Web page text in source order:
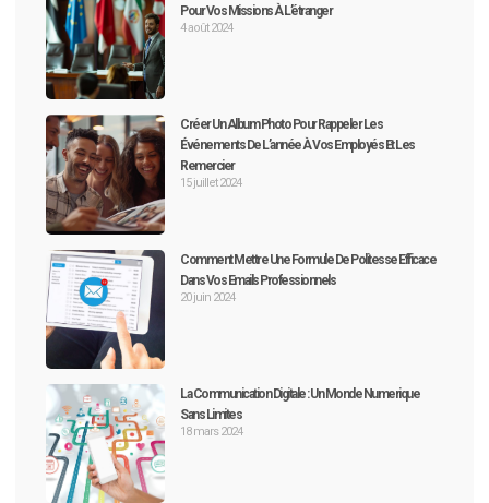
Pour Vos Missions À L’étranger
4 août 2024
Créer Un Album Photo Pour Rappeler Les
Événements De L’année À Vos Employés Et Les
Remercier
15 juillet 2024
Comment Mettre Une Formule De Politesse Efficace
Dans Vos Emails Professionnels
20 juin 2024
La Communication Digitale : Un Monde Numerique
Sans Limites
18 mars 2024